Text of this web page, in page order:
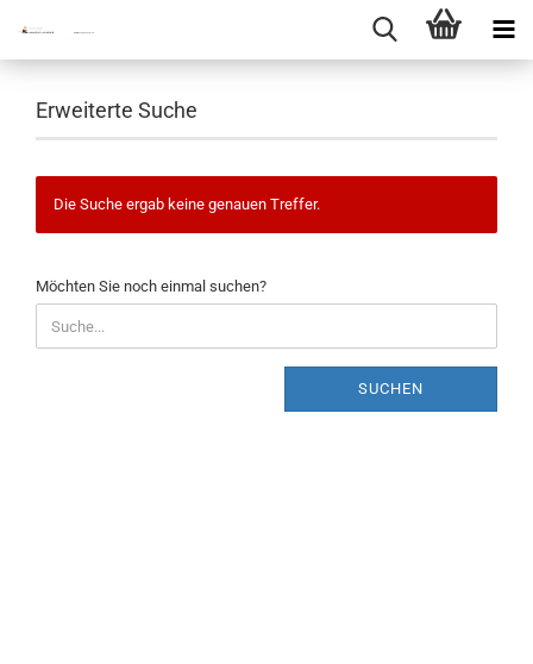
Erweiterte Suche
Die Suche ergab keine genauen Treffer.
MÖCHTEN
SIE
NOCH
EINMAL
Möchten Sie noch einmal suchen?
SUCHEN